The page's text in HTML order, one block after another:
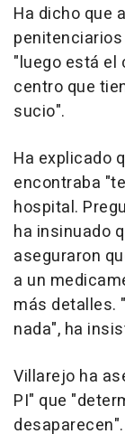
Ha dicho que
"luego está el
centro que
sucio".
Ha explicado
encontraba
hospital.
ha insinuado
aseguraron
a un
más detalles.
nada", ha
Villarejo ha
PI" que